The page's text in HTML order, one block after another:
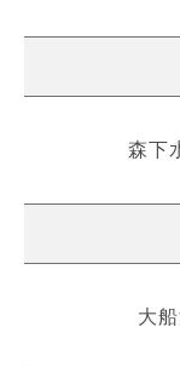
森下
大